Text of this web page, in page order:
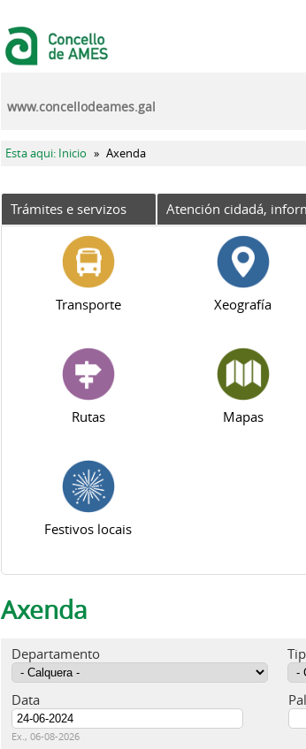
www.concellodeames.gal
Vostede está aquí
Esta aqui: Inicio » Axenda
Trámites e servizos Atención cidadá,
Transporte Xeografía
Rutas Mapas
Festivos locais
Axenda
Departamento
Data
Data
Ex., 06-08-2026